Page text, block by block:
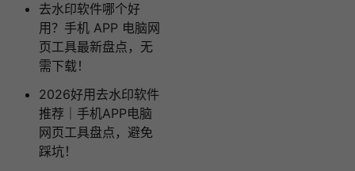
去水印软件哪个好
用？手机 APP 电脑网
页工具最新盘点，无
需下载！
2026好用去水印软件
推荐｜手机APP电脑
网页工具盘点，避免
踩坑！